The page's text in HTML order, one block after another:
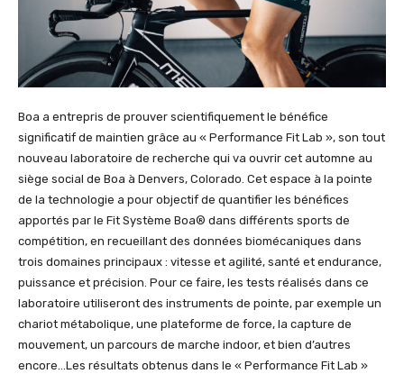
Boa a entrepris de prouver scientifiquement le bénéfice
significatif de maintien grâce au « Performance Fit Lab », son tout
nouveau laboratoire de recherche qui va ouvrir cet automne au
siège social de Boa à Denvers, Colorado. Cet espace à la pointe
de la technologie a pour objectif de quantifier les bénéfices
apportés par le Fit Système Boa® dans différents sports de
compétition, en recueillant des données biomécaniques dans
trois domaines principaux : vitesse et agilité, santé et endurance,
puissance et précision. Pour ce faire, les tests réalisés dans ce
laboratoire utiliseront des instruments de pointe, par exemple un
chariot métabolique, une plateforme de force, la capture de
mouvement, un parcours de marche indoor, et bien d’autres
encore…Les résultats obtenus dans le « Performance Fit Lab »